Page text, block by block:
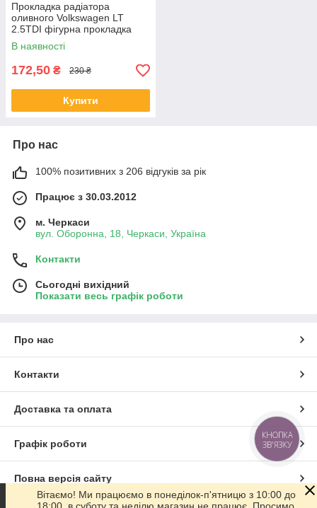
Прокладка радіатора
оливного Volkswagen LT
2.5TDI фігурна прокладка
теплообмінника
В наявності
172,50 ₴ 230 ₴
Купити
Про нас
100% позитивних з 206 відгуків за рік
Працює з 30.03.2012
м. Черкаси
вул. Оборонна, 18, Черкаси, Україна
Контакти
Сьогодні вихідний
Показати весь графік роботи
Про нас
Контакти
Доставка та оплата
Графік роботи
Повна версія сайту
Вітаємо! Ми працюємо в понеділок-п'ятницю з 10:00 до
КНОПКА
ЗВ'ЯЗКУ